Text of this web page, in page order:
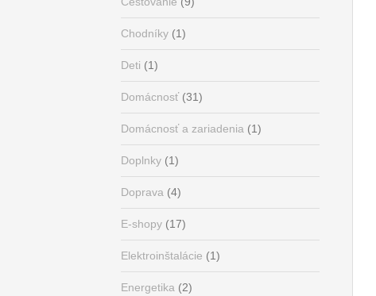
Chodníky (1)
Deti (1)
Domácnosť(31)
Domácnosť a zariadenia (1)
Doplnky (1)
Doprava (4)
E-shopy (17)
Elektroinštalácie (1)
Energetika (2)